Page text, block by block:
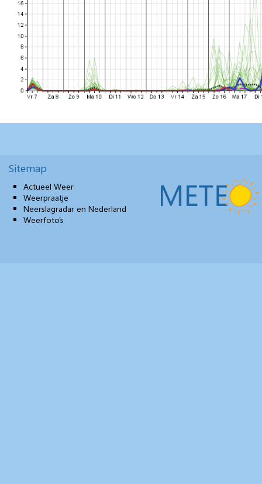
Sitemap
Actueel Weer
Weerpraatje
Neerslagradar en Nederland
Weerfoto’s